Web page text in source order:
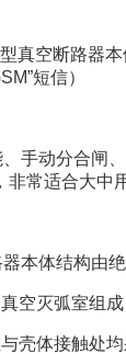
型真空断路器本
”短信）
手动分合闸
常适合大中
器本体结构由
空灭弧室组
壳体接触处